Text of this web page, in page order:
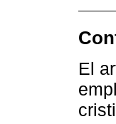
El